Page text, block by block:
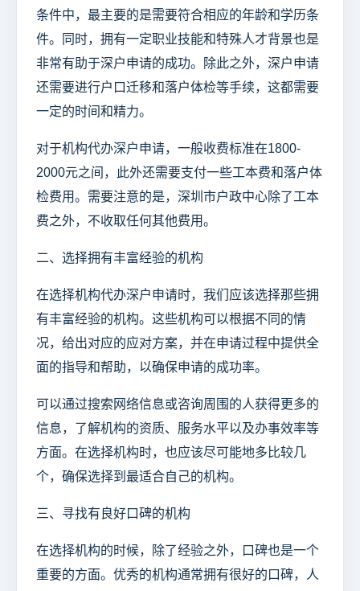
条件中，最主要的是需要符合相应的年龄和学历条
件。同时，拥有一定职业技能和特殊人才背景也是
非常有助于深户申请的成功。除此之外，深户申请
还需要进行户口迁移和落户体检等手续，这都需要
一定的时间和精力。
对于机构代办深户申请，一般收费标准在1800-
2000元之间，此外还需要支付一些工本费和落户体
检费用。需要注意的是，深圳市户政中心除了工本
费之外，不收取任何其他费用。
二、选择拥有丰富经验的机构
在选择机构代办深户申请时，我们应该选择那些拥
有丰富经验的机构。这些机构可以根据不同的情
况，给出对应的应对方案，并在申请过程中提供全
面的指导和帮助，以确保申请的成功率。
可以通过搜索网络信息或咨询周围的人获得更多的
信息，了解机构的资质、服务水平以及办事效率等
方面。在选择机构时，也应该尽可能地多比较几
个，确保选择到最适合自己的机构。
三、寻找有良好口碑的机构
在选择机构的时候，除了经验之外，口碑也是一个
重要的方面。优秀的机构通常拥有很好的口碑，人